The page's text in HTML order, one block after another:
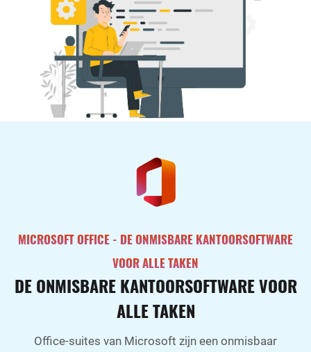
MICROSOFT OFFICE - DE ONMISBARE KANTOORSOFTWARE
VOOR ALLE TAKEN
DE ONMISBARE KANTOORSOFTWARE VOOR
ALLE TAKEN
Office-suites van Microsoft zijn een onmisbaar